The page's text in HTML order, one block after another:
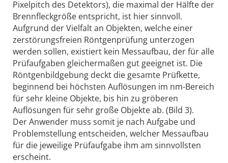
Pixelpitch des Detektors), die maximal der Hälfte der
Brennfleckgröße entspricht, ist hier sinnvoll.
Aufgrund der Vielfalt an Objekten, welche einer
zerstörungsfreien Röntgenprüfung unterzogen
werden sollen, existiert kein Messaufbau, der für alle
Prüfaufgaben gleichermaßen gut geeignet ist. Die
Röntgenbildgebung deckt die gesamte Prüfkette,
beginnend bei höchsten Auflösungen im nm-Bereich
für sehr kleine Objekte, bis hin zu gröberen
Auflösungen für sehr große Objekte ab. (Bild 3).
Der Anwender muss somit je nach Aufgabe und
Problemstellung entscheiden, welcher Messaufbau
für die jeweilige Prüfaufgabe ihm am sinnvollsten
erscheint.